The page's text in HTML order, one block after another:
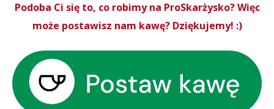
Podoba Ci się to, co robimy na ProSkarżysko? Więc
może postawisz nam kawę? Dziękujemy! :)